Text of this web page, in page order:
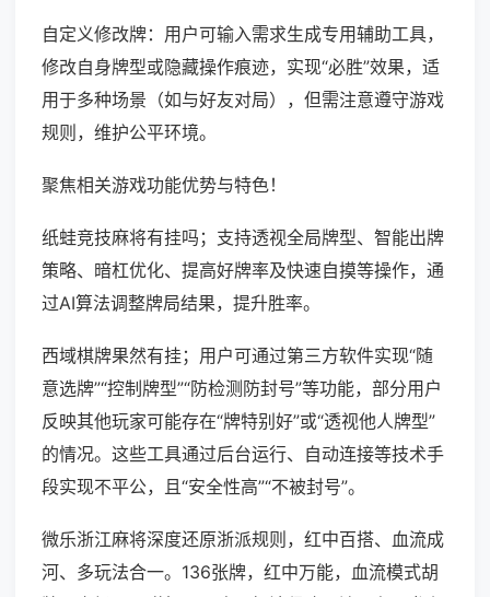
自定义修改牌：用户可输入需求生成专用辅助工具，
修改自身牌型或隐藏操作痕迹，实现“必胜”效果，适
用于多种场景（如与好友对局），但需注意遵守游戏
规则，维护公平环境。
聚焦相关游戏功能优势与特色！
纸蛙竞技麻将有挂吗；支持透视全局牌型、智能出牌
策略、暗杠优化、提高好牌率及快速自摸等操作，通
过AI算法调整牌局结果，提升胜率。
西域棋牌果然有挂；用户可通过第三方软件实现“随
意选牌”“控制牌型”“防检测防封号”等功能，部分用户
反映其他玩家可能存在“牌特别好”或“透视他人牌型”
的情况。这些工具通过后台运行、自动连接等技术手
段实现不平公，且“安全性高”“不被封号”。
微乐浙江麻将深度还原浙派规则，红中百搭、血流成
河、多玩法合一。136张牌，红中万能，血流模式胡